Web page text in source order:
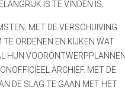
IS TE VINDEN IS.
MET DE VERSCHUIVING
ORDENEN EN KIJKEN WAT
HUN
ARCHIEF. MET DE
DE SLAG TE GAAN MET HET